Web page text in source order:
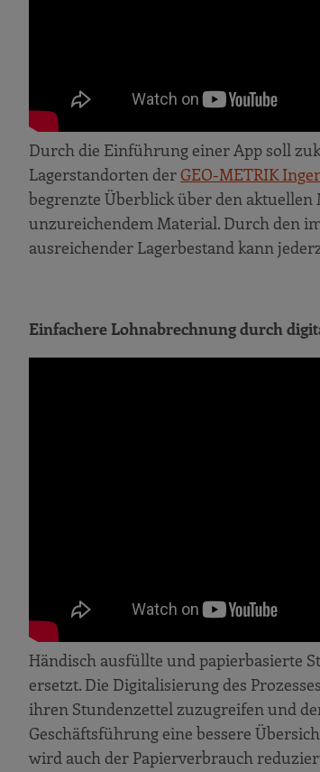
Durch die Einführung einer App soll
Lagerstandorten der GEO-METRIK
begrenzte Überblick über den
unzureichendem Material. Durch den
ausreichender Lagerbestand kann
Einfachere Lohnabrechnung durch
Händisch ausfüllte und papierbasierte
ersetzt. Die Digitalisierung des
ihren Stundenzettel zuzugreifen und
Geschäftsführung eine bessere
wird auch der Papierverbrauch